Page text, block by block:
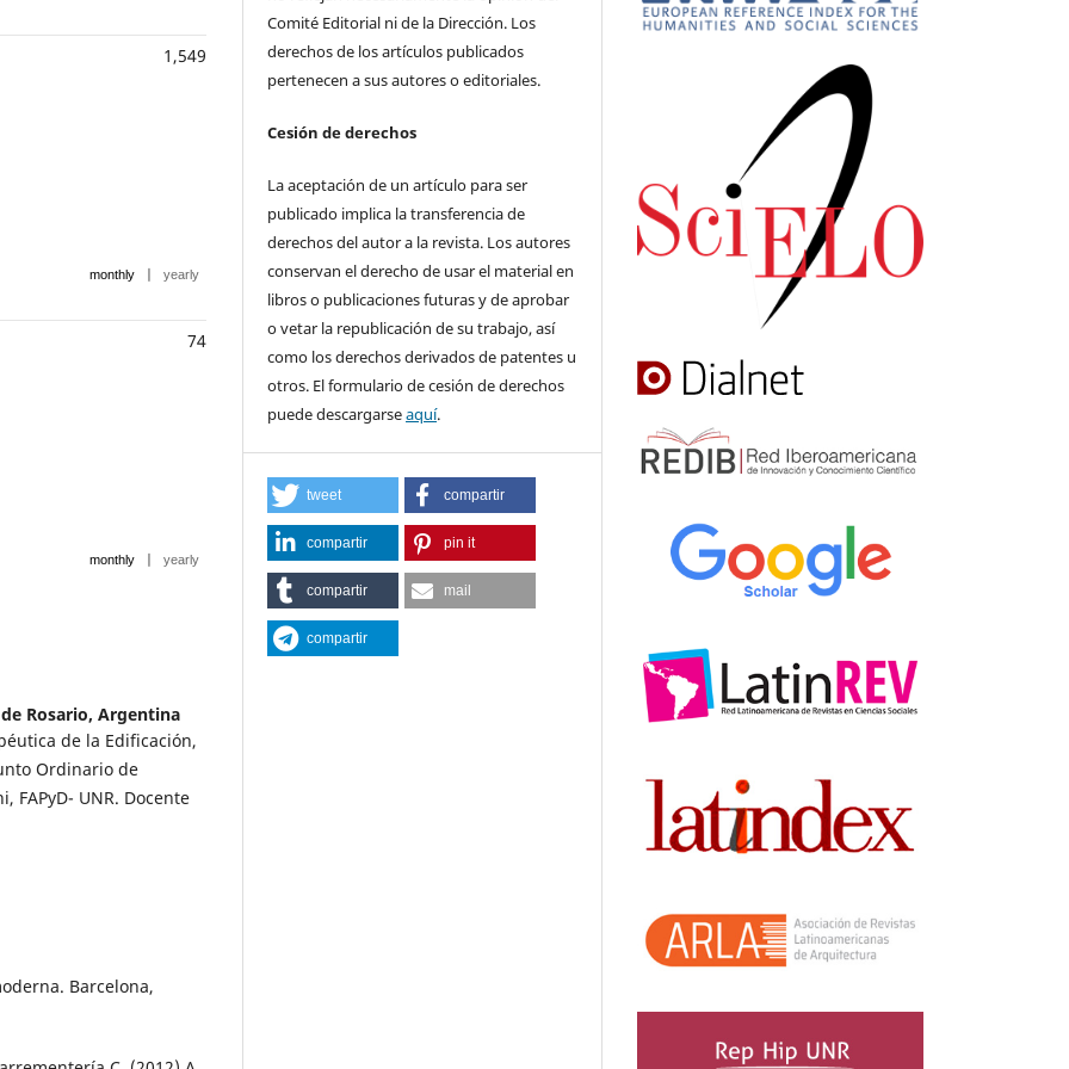
1,549
monthly | yearly
74
monthly | yearly
Rosario, Argentina
de la Edificación,
Ordinario de
FAPyD- UNR. Docente
Barcelona,
Comité Editorial ni de la Dirección. Los
derechos de los artículos publicados
pertenecen a sus autores o editoriales.
Cesión de derechos
La aceptación de un artículo para ser
publicado implica la transferencia de
derechos del autor a la revista. Los autores
conservan el derecho de usar el material en
libros o publicaciones futuras y de aprobar
o vetar la republicación de su trabajo, así
como los derechos derivados de patentes u
otros. El formulario de cesión de derechos
puede descargarseaquí.
tweet compartir
compartir pin it
compartir mail
compartir